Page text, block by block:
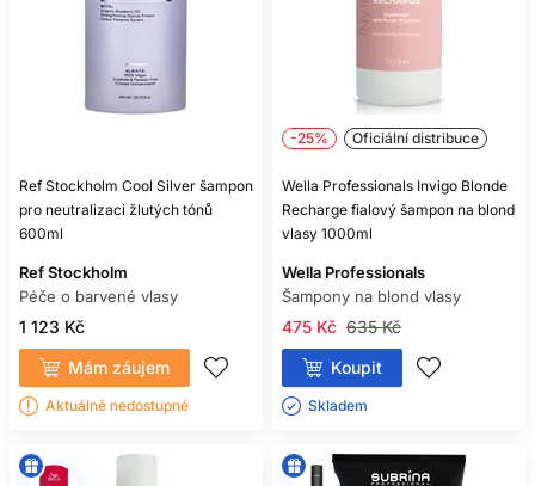
vlasy a pokožku hlavy čistí, zatímco kondicionér pomáhá
uhladit vlasový povrch, zlepšit rozčesávání a dodat vlasům
jemnější pocit. U suchých, barvených nebo melírovaných
vlasů je následná péče obzvlášť důležitá.
Ref Stockholm Cool Silver šampon
pro neutralizaci žlutých tónů
600ml
Ref Stockholm
Péče o barvené vlasy
1 123 Kč
Mám záujem
Aktuálně nedostupné
-25% Oficiální distribuce
Wella Professionals Invigo Blonde
Recharge fialový šampon na blond
vlasy 1000ml
Wella Professionals
Šampony na blond vlasy
635 Kč
475 Kč
Koupit
Skladem ㅤ